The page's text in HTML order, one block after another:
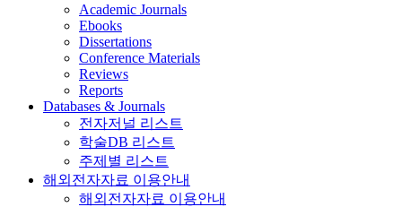
Academic Journals
Ebooks
Dissertations
Conference Materials
Reviews
Reports
Databases & Journals
전자저널 리스트
학술DB 리스트
주제별 리스트
해외전자자료 이용안내
해외전자자료 이용안내